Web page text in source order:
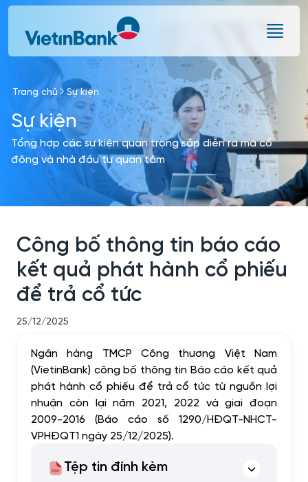
Skip to Main Content
Trang chủ Sự kiện
Sự kiện
Tổng hợp các sự kiện quan trọng sắp diễn ra mà cổ
đông và nhà đầu tư quan tâm
Công bố thông tin báo cáo
kết quả phát hành cổ phiếu
để trả cổ tức
25/12/2025
Ngân hàng TMCP Công thương Việt Nam
(VietinBank) công bố thông tin Báo cáo kết quả
phát hành cổ phiếu để trả cổ tức từ nguồn lợi
nhuận còn lại năm 2021, 2022 và giai đoạn
2009-2016 (Báo cáo số 1290/HĐQT-NHCT-
VPHĐQT1 ngày 25/12/2025).
Tệp tin đính kèm